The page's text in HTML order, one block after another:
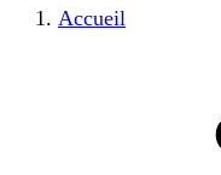
Accueil